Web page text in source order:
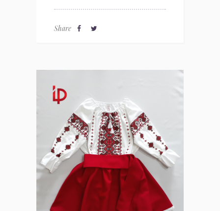
Share